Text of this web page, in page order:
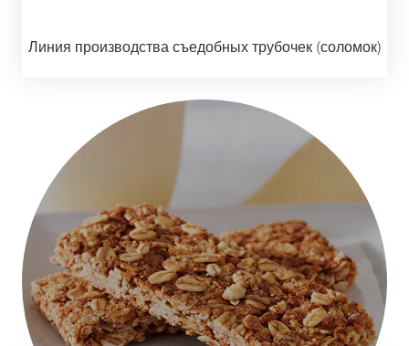
Линия производства съедобных трубочек (соломок)